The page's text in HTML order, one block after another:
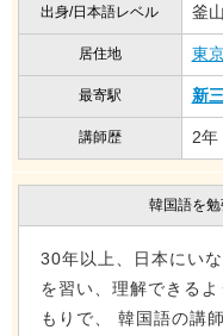
出身/日本語レベル 釜
居住地 東
最寄駅 新
講師歴 2年
韓国語を
30年以上、日本にい
を習い、理解できる
もりで、 韓国語の講